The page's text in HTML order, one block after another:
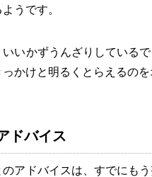
うです。
いいかずうんざりしている
かけと明るくとらえるのを
ドバイス
のアドバイスは、すでにも